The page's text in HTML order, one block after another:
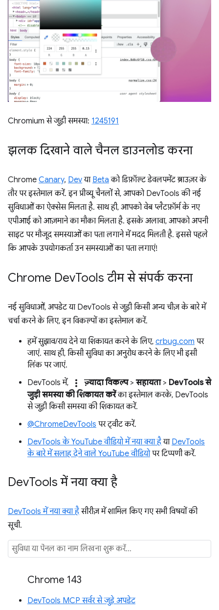
Chromium से जुड़ी समस्या: 1245191
झलक दिखाने वाले चैनल डाउनलोड करना
Chrome Canary, Devया Beta को डिफ़ॉल्ट डेवलपमेंट ब्राउज़र के
तौर पर इस्तेमाल करें. इन प्रीव्यू चैनलों से, आपको DevTools की नई
सुविधाओं का ऐक्सेस मिलता है. साथ ही, आपको वेब प्लैटफ़ॉर्म के नए
एपीआई को आज़माने का मौका मिलता है. इसके अलावा, आपको अपनी
साइट पर मौजूद समस्याओं का पता लगाने में मदद मिलती है. इससे पहले
कि आपके उपयोगकर्ता उन समस्याओं का पता लगाएं!
Chrome DevTools टीम से संपर्क करना
नई सुविधाओं, अपडेट या DevTools से जुड़ी किसी अन्य चीज़ के बारे में
चर्चा करने के लिए, इन विकल्पों का इस्तेमाल करें.
हमें सुझाव/राय देने या शिकायत करने के लिए, crbug.com पर
जाएं. साथ ही, किसी सुविधा का अनुरोध करने के लिए भी इसी
लिंक पर जाएं.
DevTools में,
more_vert ज़्यादा विकल्प> सहायता> DevTools से
जुड़ी समस्या की शिकायत करेंका इस्तेमाल करके, DevTools
से जुड़ी किसी समस्या की शिकायत करें.
@ChromeDevTools पर ट्वीट करें.
DevTools के YouTube वीडियो में नया क्या हैया DevTools
के बारे में सलाह देने वाले YouTube वीडियोपर टिप्पणी करें.
DevTools में नया क्या है
DevTools में नया क्या हैसीरीज़ में शामिल किए गए सभी विषयों की
सूची.
Chrome 143
DevTools MCP सर्वर से जुड़े अपडेट